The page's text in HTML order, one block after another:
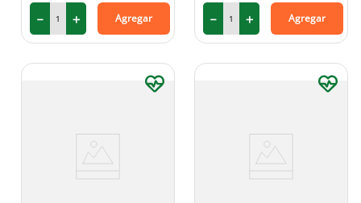
＋
－ Agregar
＋
－ Agregar